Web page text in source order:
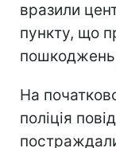
вразили
пункту, що
пошкоджень
На
поліція